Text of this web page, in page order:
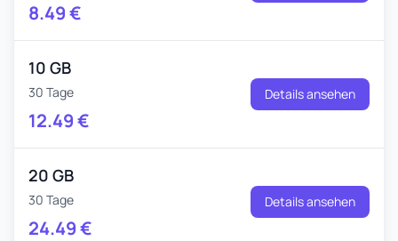
8.49€
10 GB
30 Tage
12.49€
Details ansehen
20 GB
30 Tage
24.49€
Details ansehen